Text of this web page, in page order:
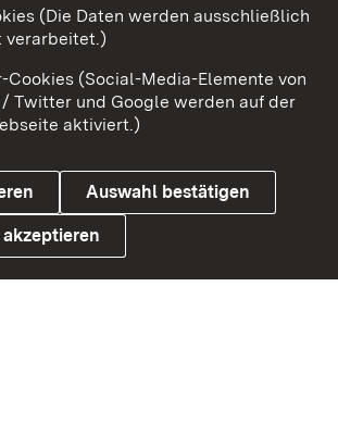
Barrierefreiheit
Cookies
(Die Daten werden ausschließlich
verarbeitet.)
(Social-Media-Elemente von
/ Twitter und Google werden auf der
aktiviert.)
Auswahl bestätigen